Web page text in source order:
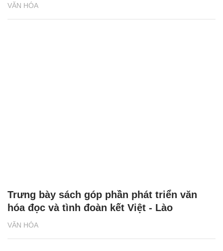
VĂN HÓA
VĂN HÓA
Trưng bày sách góp phần phát triển văn
hóa đọc và tình đoàn kết Việt - Lào